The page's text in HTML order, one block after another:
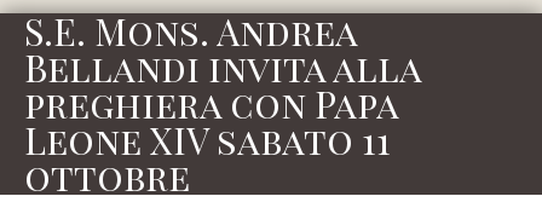
S.E. Mons. Andrea
Bellandi invita alla
preghiera con Papa
Leone XIV sabato 11
ottobre